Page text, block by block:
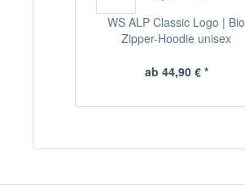
WS ALP Classic Logo | Bio
Zipper-Hoodie unisex
ab 44,90 € *